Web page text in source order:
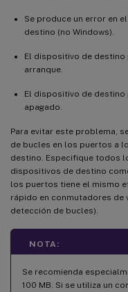
Se produce un error en
destino (no Windows).
El dispositivo de
arranque.
El dispositivo de
apagado.
Para evitar este problema,
de bucles en los puertos a
destino. Especifique todos
dispositivos de destino
los puertos tiene el mismo
rápido en conmutadores de
detección de bucles).
NOTA:
Se recomienda
100 MB. Si se utiliza un